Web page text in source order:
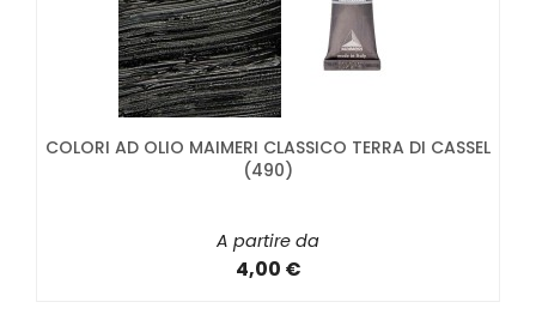
COLORI AD OLIO MAIMERI CLASSICO TERRA DI CASSEL
(490)
A partire da
4,00 €